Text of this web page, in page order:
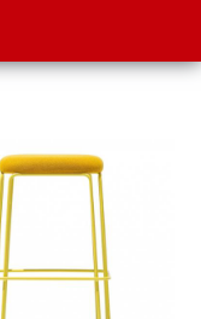
produkt zaujal
and the Google